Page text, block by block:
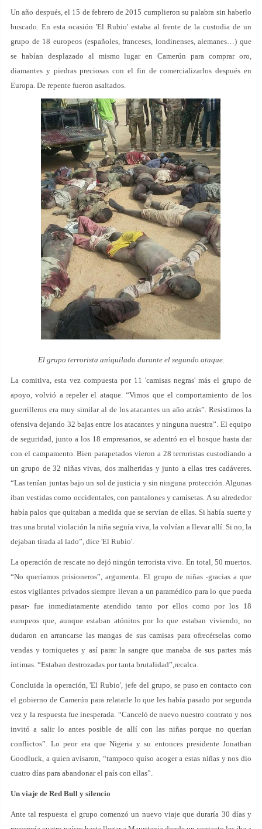
Un año después, el 15 de febrero de 2015 cumplieron su palabra sin haberlo
buscado. En esta ocasión 'El Rubio' estaba al frente de la custodia de un
grupo de 18 europeos (españoles, franceses, londinenses, alemanes…) que
se habían desplazado al mismo lugar en Camerún para comprar oro,
diamantes y piedras preciosas con el fin de comercializarlos después en
Europa. De repente fueron asaltados.
El grupo terrorista aniquilado durante el segundo ataque.
La comitiva, esta vez compuesta por 11 'camisas negras' más el grupo de
apoyo, volvió a repeler el ataque. “Vimos que el comportamiento de los
guerrilleros era muy similar al de los atacantes un año atrás”. Resistimos la
ofensiva dejando 32 bajas entre los atacantes y ninguna nuestra”. El equipo
de seguridad, junto a los 18 empresarios, se adentró en el bosque hasta dar
con el campamento. Bien parapetados vieron a 28 terroristas custodiando a
un grupo de 32 niñas vivas, dos malheridas y junto a ellas tres cadáveres.
“Las tenían juntas bajo un sol de justicia y sin ninguna protección. Algunas
iban vestidas como occidentales, con pantalones y camisetas. A su alrededor
había palos que quitaban a medida que se servían de ellas. Si había suerte y
tras una brutal violación la niña seguía viva, la volvían a llevar allí. Si no, la
dejaban tirada al lado”, dice 'El Rubio'.
La operación de rescate no dejó ningún terrorista vivo. En total, 50 muertos.
“No queríamos prisioneros”, argumenta. El grupo de niñas -gracias a que
estos vigilantes privados siempre llevan a un paramédico para lo que pueda
pasar- fue inmediatamente atendido tanto por ellos como por los 18
europeos que, aunque estaban atónitos por lo que estaban viviendo, no
dudaron en arrancarse las mangas de sus camisas para ofrecérselas como
vendas y torniquetes y así parar la sangre que manaba de sus partes más
íntimas. “Estaban destrozadas por tanta brutalidad”,recalca.
Concluida la operación, 'El Rubio', jefe del grupo, se puso en contacto con
el gobierno de Camerún para relatarle lo que les había pasado por segunda
vez y la respuesta fue inesperada. “Canceló de nuevo nuestro contrato y nos
invitó a salir lo antes posible de allí con las niñas porque no querían
conflictos”. Lo peor era que Nigeria y su entonces presidente Jonathan
Goodluck, a quien avisaron, “tampoco quiso acoger a estas niñas y nos dio
cuatro días para abandonar el país con ellas”.
Un viaje de Red Bull y silencio
Ante tal respuesta el grupo comenzó un nuevo viaje que duraría 30 días y